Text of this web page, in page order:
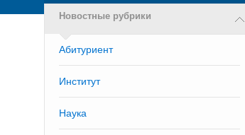
Новостные рубрики
Абитуриент
Институт
Наука